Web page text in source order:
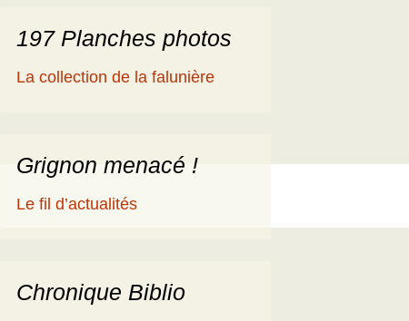
197 Planches photos
La collection de la falunière
Grignon menacé !
Le fil d’actualités
Chronique Biblio